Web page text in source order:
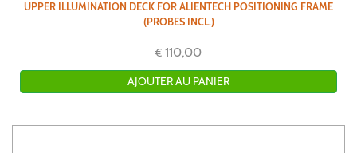
UPPER ILLUMINATION DECK FOR ALIENTECH POSITIONING FRAME
(PROBES INCL.)
€ 110,00